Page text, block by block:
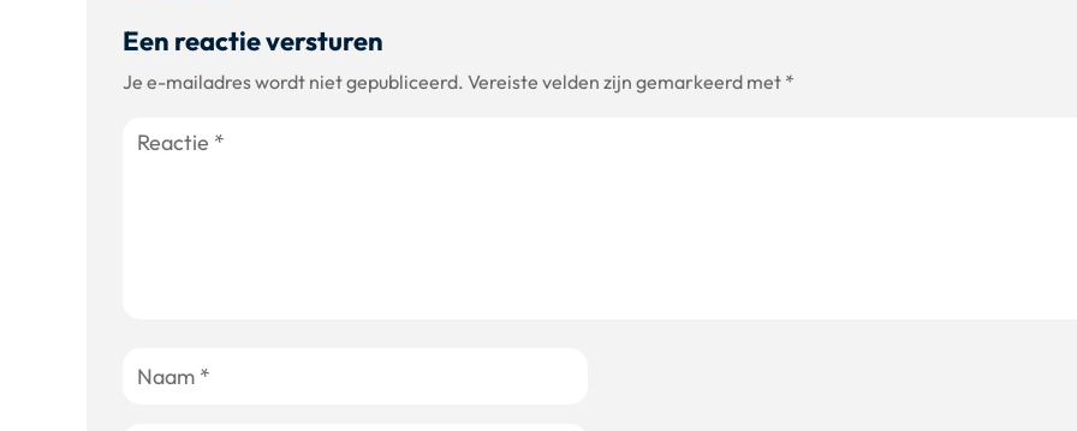
Een reactie versturen
Je e-mailadres wordt niet gepubliceerd. Vereiste velden zijn gemarkeerd met *